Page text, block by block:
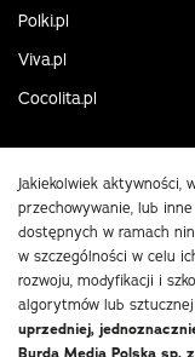
Polki.pl
Viva.pl
Cocolita.pl
Jakiekolwiek aktywności,
przechowywanie, lub
dostępnych w ramach
w szczególności w celu
rozwoju, modyfikacji i
algorytmów lub
uprzedniej,